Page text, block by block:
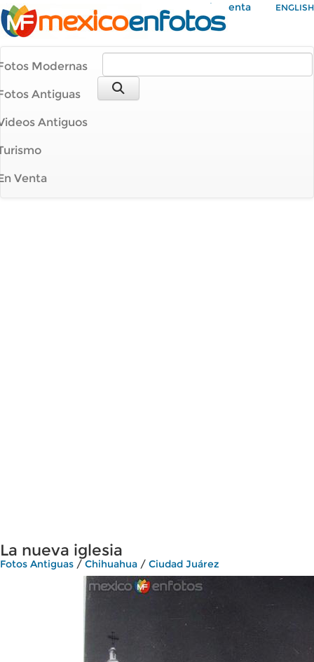
Mi Cuenta ENGLISH
Modernas
Antiguas
Antiguos
Venta
La nueva iglesia
Fotos Antiguas / Chihuahua / Ciudad Juárez